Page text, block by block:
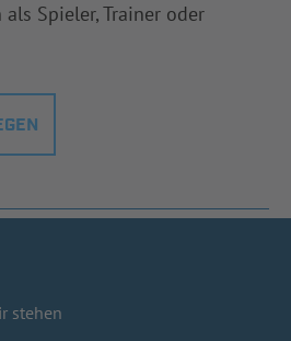
Spieler, Trainer oder
stehen